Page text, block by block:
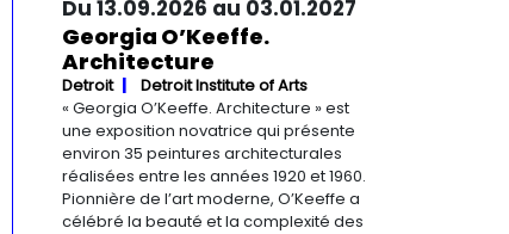
Du 13.09.2026 au 03.01.2027
Georgia O’Keeffe.
Architecture
Detroit
Detroit Institute of Arts
« Georgia O’Keeffe. Architecture » est
une exposition novatrice qui présente
environ 35 peintures architecturales
réalisées entre les années 1920 et 1960.
Pionnière de l’art moderne, O’Keeffe a
célébré la beauté et la complexité des